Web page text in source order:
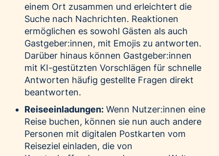
einem Ort zusammen und erleichtert die
Suche nach Nachrichten. Reaktionen
ermöglichen es sowohl Gästen als auch
Gastgeber:innen, mit Emojis zu antworten.
Darüber hinaus können Gastgeber:innen
mit KI-gestützten Vorschlägen für schnelle
Antworten häufig gestellte Fragen direkt
beantworten.
Reiseeinladungen: Wenn Nutzer:innen eine
Reise buchen, können sie nun auch andere
Personen mit digitalen Postkarten vom
Reiseziel einladen, die von